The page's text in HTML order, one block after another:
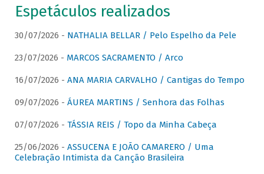
Espetáculos realizados
30/07/2026 - NATHALIA BELLAR / Pelo Espelho da Pele
23/07/2026 - MARCOS SACRAMENTO / Arco
16/07/2026 - ANA MARIA CARVALHO / Cantigas do Tempo
09/07/2026 - ÁUREA MARTINS / Senhora das Folhas
07/07/2026 - TÁSSIA REIS / Topo da Minha Cabeça
25/06/2026 - ASSUCENA E JOÃO CAMARERO / Uma
Celebração Intimista da Canção Brasileira